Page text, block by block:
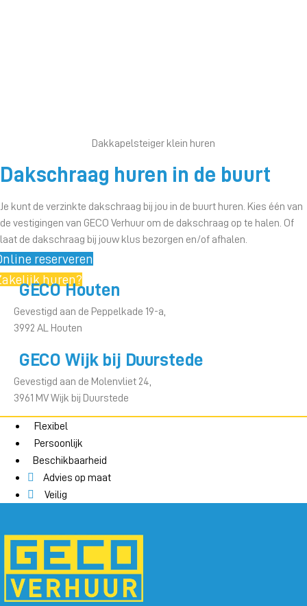
Dakkapelsteiger klein huren
Dakschraag huren in de buurt
Je kunt de verzinkte dakschraag bij jou in de buurt huren. Kies één van
de vestigingen van GECO Verhuur om de dakschraag op te halen. Of
laat de dakschraag bij jouw klus bezorgen en/of afhalen.
reserveren
huren?
GECO Houten
Gevestigd aan de Peppelkade 19-a,
3992 AL Houten
GECO Wijk bij Duurstede
Gevestigd aan de Molenvliet 24,
3961 MV Wijk bij Duurstede
Flexibel
Persoonlijk
Beschikbaarheid
Advies op maat
Veilig